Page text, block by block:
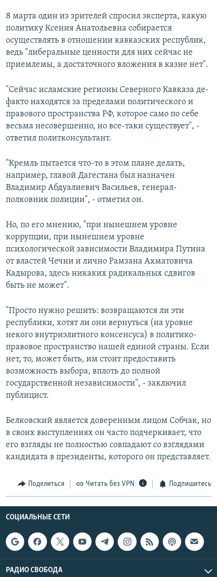
8 марта один из зрителей спросил эксперта, какую
политику Ксения Анатольевна собирается
осуществлять в отношении кавказских республик,
ведь "либеральные ценности для них сейчас не
приемлемы, а достаточного вложения в казне нет".
"Сейчас исламские регионы Северного Кавказа де-
факто находятся за пределами политического и
правового пространства РФ, которое само по себе
весьма несовершенно, но все-таки существует", -
ответил политконсультант.
"Кремль пытается что-то в этом плане делать,
например, главой Дагестана был назначен
Владимир Абдуалиевич Васильев, генерал-
полковник полиции", - отметил он.
Но, по его мнению, "при нынешнем уровне
коррупции, при нынешнем уровне
психологической зависимости Владимира Путина
от властей Чечни и лично Рамзана Ахматовича
Кадырова, здесь никаких радикальных сдвигов
быть не может".
"Просто нужно решить: возвращаются ли эти
республики, хотят ли они вернуться (на уровне
некого внутриэлитного консенсуса) в политико-
правовое пространство нашей единой страны. Если
нет, то, может быть, им стоит предоставить
возможность выбора, вплоть до полной
государственной независимости", - заключил
публицист.
Белковский является доверенным лицом Собчак, но
в своих выступлениях он часто подчеркивает, что
его взгляды не полностью совпадают со взглядами
кандидата в президенты, которого он представляет.
Поделиться Читать без VPN Подпишитесь
СОЦИАЛЬНЫЕ СЕТИ
РАДИО СВОБОДА